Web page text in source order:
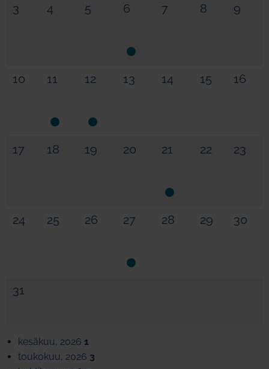
3 4 5 6 7 8 9
10 11 12 13 14 15 16
17 18 19 20 21 22 23
24 25 26 27 28 29 30
31
kesäkuu, 2026 1
toukokuu, 2026 3